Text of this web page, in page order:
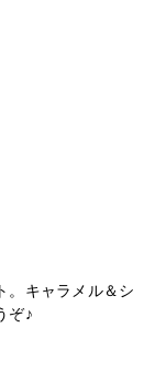
。キャラメル＆シ
ぞ♪